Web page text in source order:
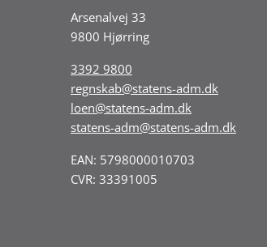
Arsenalvej 33
9800 Hjørring
3392 9800
regnskab@statens-adm.dk
loen@statens-adm.dk
statens-adm@statens-adm.dk
EAN: 5798000010703
CVR: 33391005